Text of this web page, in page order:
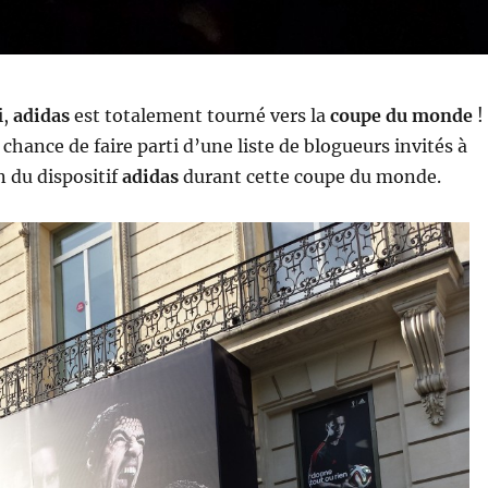
adidas est totalement tourné vers la coupe du monde!
chance de faire parti d’une liste de blogueurs invités à
du dispositifadidasdurant cette coupe du monde.